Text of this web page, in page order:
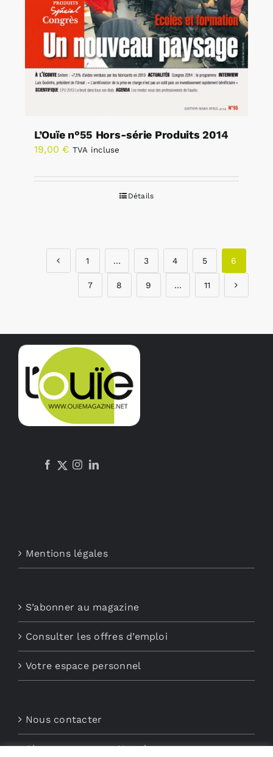
L’Ouïe n°55 Hors-série Produits 2014
19,00 € TVA incluse
Détails
1 … 3 4 5 6
7 8 9 … 11
Mentions légales
S’abonner au magazine
Consulter les offres d’emploi
Votre espace personnel
Nous contacter
Abonnements aux Newsletters